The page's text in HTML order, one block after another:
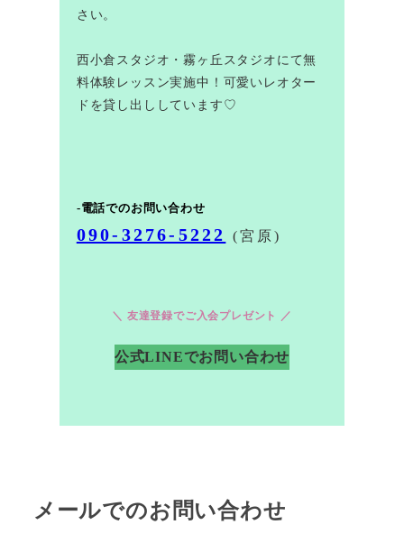
さい。
西小倉スタジオ・霧ヶ丘スタジオにて無
料体験レッスン実施中！可愛いレオター
ドを貸し出ししています♡
-電話でのお問い合わせ
090-3276-5222 (宮原)
＼ 友達登録でご入会プレゼント ／
公式LINEでお問い合わせ
メールでのお問い合わせ